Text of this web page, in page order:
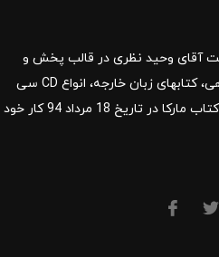
این دی وی دی در دو پایه پنجم و
است . که شامل مرور مفاهیم
آزمون های معتبر بین المللی می باشد .
شامل حل مثال ها و تمرین های مهم
و شیوا میباشند.
کار خود را با مدیریت آقای وحید نظری در قالب پخش و
توزیع کتب درسی و کمک آموزشی، کتب دانشگاهی، کتابهای زبان خارجه، انواع CD سی
دی و DVD دی وی دی شروع کرد.فروشگاه آنلاین کتاب مارکا در تاریخ 18 مرداد 94 کار خود